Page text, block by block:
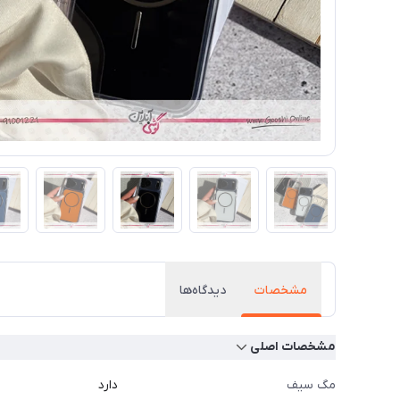
مشخصات دیدگاه‌ها
مشخصات اصلی
مگ سیف دارد